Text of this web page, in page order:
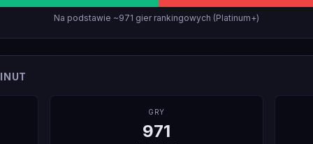
Na podstawie ~971 gier rankingowych (Platinum+)
GRY
971